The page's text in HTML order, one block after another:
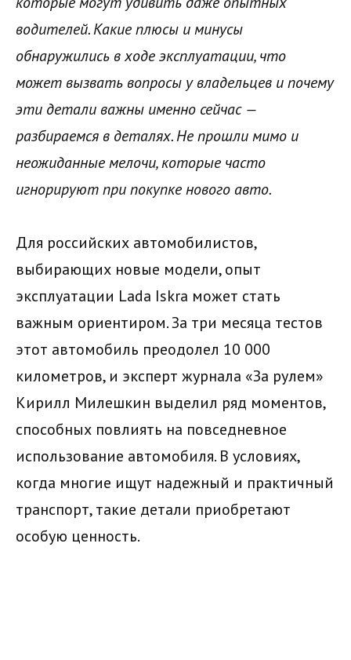
водителей. Какие плюсы и минусы
обнаружились в ходе эксплуатации, что
может вызвать вопросы у владельцев и почему
эти детали важны именно сейчас —
разбираемся в деталях. Не прошли мимо и
неожиданные мелочи, которые часто
игнорируют при покупке нового авто.
Для российских автомобилистов,
выбирающих новые модели, опыт
эксплуатации Lada Iskra может стать
важным ориентиром. За три месяца тестов
этот автомобиль преодолел 10 000
километров, и эксперт журнала «За рулем»
Кирилл Милешкин выделил ряд моментов,
способных повлиять на повседневное
использование автомобиля. В условиях,
когда многие ищут надежный и практичный
транспорт, такие детали приобретают
особую ценность.